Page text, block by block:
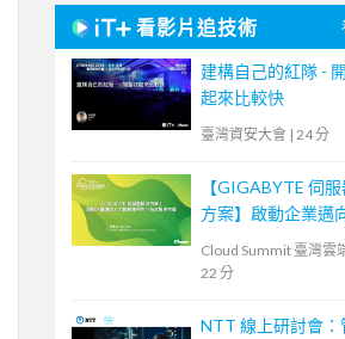
看影片追技術
建構自己的紅隊 -
起來比較快
臺灣資安大會 | 24 分
【GIGABYTE 伺
方案】啟動企業邁
智慧應用的一站式
案
Cloud Summit 臺灣雲
22 分
NTT 線上研討會：